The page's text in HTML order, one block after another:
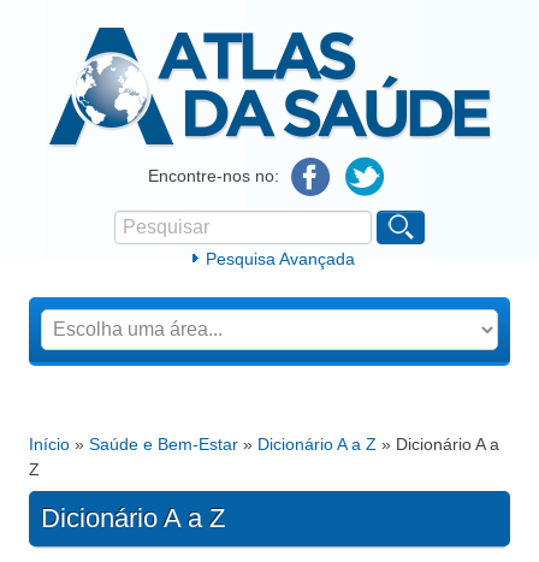
Atlas da SaúdeEncontre-nos no:
Formulário de procura
Pesquisar
Pesquisa Avançada
Está aqui
Início » Saúde e Bem-Estar » Dicionário A a Z » Dicionário A a
Z
Dicionário A a Z